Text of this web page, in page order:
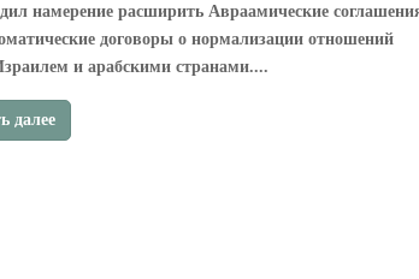
намерение расширить Авраамические
договоры о нормализации отношений
и арабскими странами....
далее